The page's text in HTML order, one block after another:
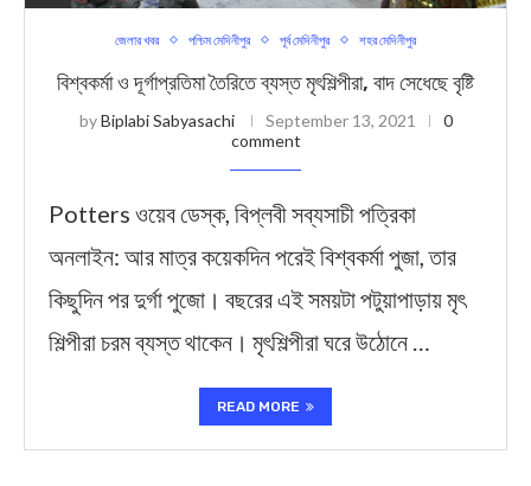
জেলার খবর পশ্চিম মেদিনীপুর পূর্ব মেদিনীপুর শহর মেদিনীপুর
বিশ্বকর্মা ও দূর্গ‍াপ্রতিমা তৈরিতে ব্যস্ত মৃৎশিল্পীরা, বাদ সেধেছে বৃষ্টি
byBiplabi Sabyasachi September 13, 2021
0
comment
Potters ওয়েব ডেস্ক, বিপ্লবী সব্যসাচী পত্রিকা
অনলাইন: আর মাত্র কয়েকদিন পরেই বিশ্বকর্মা পুজা, তার
কিছুদিন পর দুর্গা পুজো। বছরের এই সময়টা পটুয়াপাড়ায় মৃৎ
শিল্পীরা চরম ব্যস্ত থাকেন। মৃৎশিল্পীরা ঘরে উঠোনে …
READ MORE